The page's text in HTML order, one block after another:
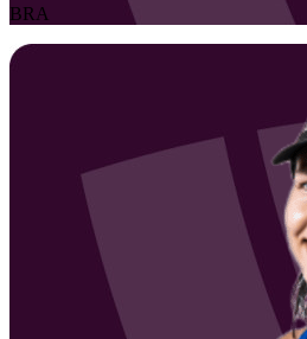
BRA